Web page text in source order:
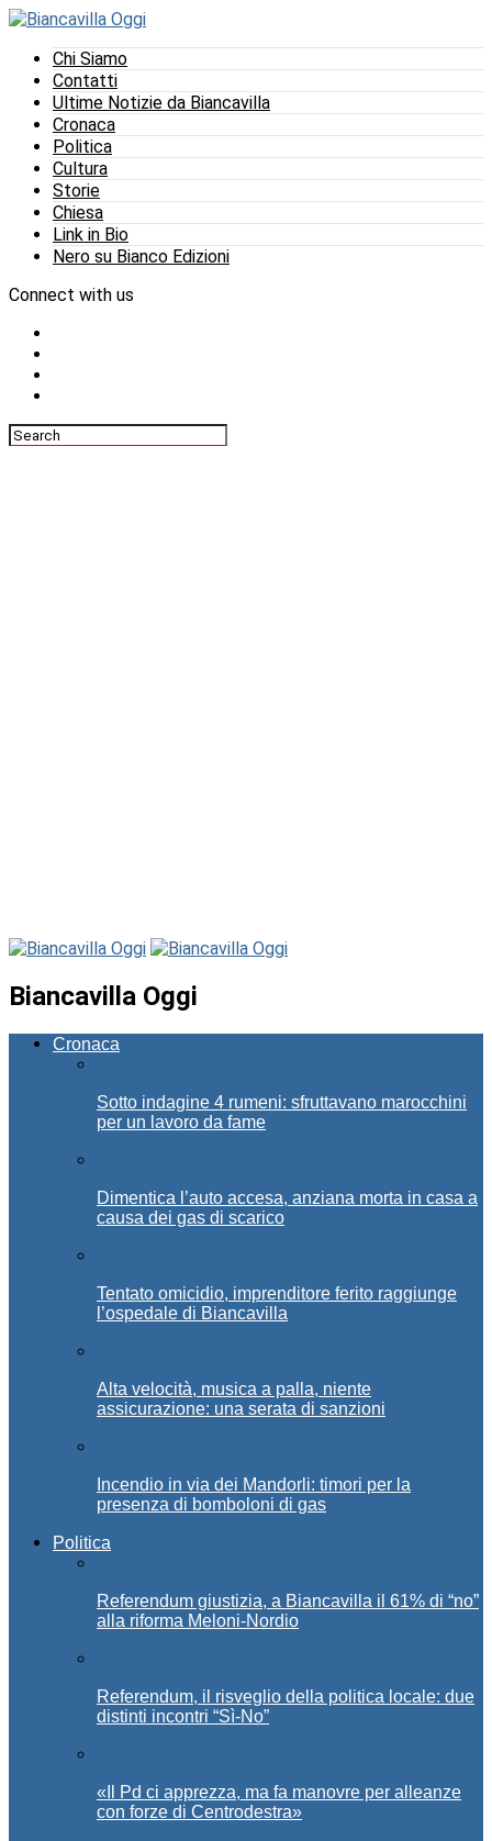
Chi Siamo
Contatti
Ultime Notizie da Biancavilla
Cronaca
Politica
Cultura
Storie
Chiesa
Link in Bio
Nero su Bianco Edizioni
Connect with us
Biancavilla Oggi
Cronaca
Sotto indagine 4 rumeni: sfruttavano marocchini
per un lavoro da fame
Dimentica l’auto accesa, anziana morta in casa a
causa dei gas di scarico
Tentato omicidio, imprenditore ferito raggiunge
l’ospedale di Biancavilla
Alta velocità, musica a palla, niente
assicurazione: una serata di sanzioni
Incendio in via dei Mandorli: timori per la
presenza di bomboloni di gas
Politica
Referendum giustizia, a Biancavilla il 61% di “no”
alla riforma Meloni-Nordio
Referendum, il risveglio della politica locale: due
distinti incontri “Sì-No”
«Il Pd ci apprezza, ma fa manovre per alleanze
con forze di Centrodestra»